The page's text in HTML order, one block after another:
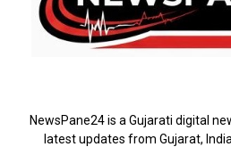
NewsPane24 is a Gujarati digital
latest updates from Gujarat,